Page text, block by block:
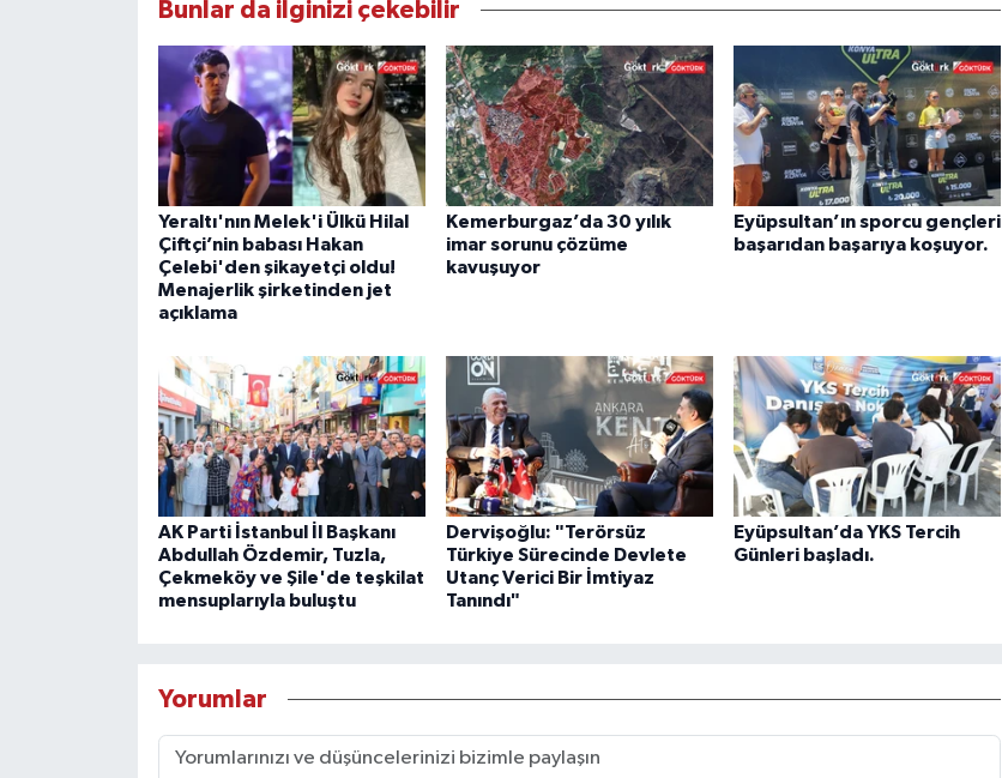
Bunlar da ilginizi çekebilir
Yeraltı'nın Melek'i Ülkü Hilal
Çiftçi’nin babası Hakan
Çelebi'den şikayetçi oldu!
Menajerlik şirketinden jet
açıklama
Kemerburgaz’da 30 yılık
imar sorunu çözüme
kavuşuyor
Eyüpsultan’ın sporcu gençleri
başarıdan başarıya koşuyor.
AK Parti İstanbul İl Başkanı
Abdullah Özdemir, Tuzla,
Çekmeköy ve Şile'de teşkilat
mensuplarıyla buluştu
Dervişoğlu: "Terörsüz
Türkiye Sürecinde Devlete
Utanç Verici Bir İmtiyaz
Tanındı"
Eyüpsultan’da YKS Tercih
Günleri başladı.
Yorumlar